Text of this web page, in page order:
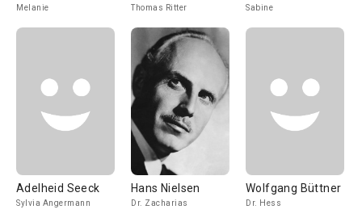
Melanie Thomas Ritter Sabine
Adelheid Seeck
Sylvia Angermann
Hans Nielsen
Dr. Zacharias
Wolfgang Büttner
Dr. Hess